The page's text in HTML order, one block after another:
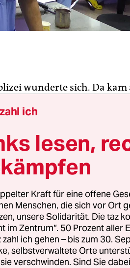
wunderte sich. Da kam
der Altstadt von
palästinensischen
das Tier zu einem
wo es sei Heu fraß.
des
Aufnäher
das grüne Hemd
alten Mann
zur Arbeit. Es war ein
zahl ich
lesen,
Kraft für eine offene
Menschen, die sich vor Ort
unsere Solidarität. Die taz
im Zentrum“. 50 Prozent aller
zahl ich gehen – bis zum 30.
selbstverwaltete Orte
verschwinden. Sind Sie